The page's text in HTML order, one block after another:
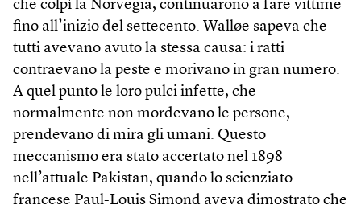
che colpì la Norvegia, continuarono a fare vittime
fino all’inizio del settecento. Walløe sapeva che
tutti avevano avuto la stessa causa: i ratti
contraevano la peste e morivano in gran numero.
A quel punto le loro pulci infette, che
normalmente non mordevano le persone,
prendevano di mira gli umani. Questo
meccanismo era stato accertato nel 1898
nell’attuale Pakistan, quando lo scienziato
francese Paul-Louis Simond aveva dimostrato che